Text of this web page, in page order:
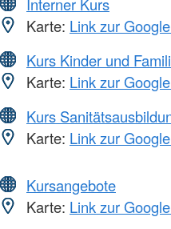
Karte: Link zur
Kurs Kinder und
Karte: Link zur
Kurs
Karte: Link zur
Kursangebote
Karte: Link zur